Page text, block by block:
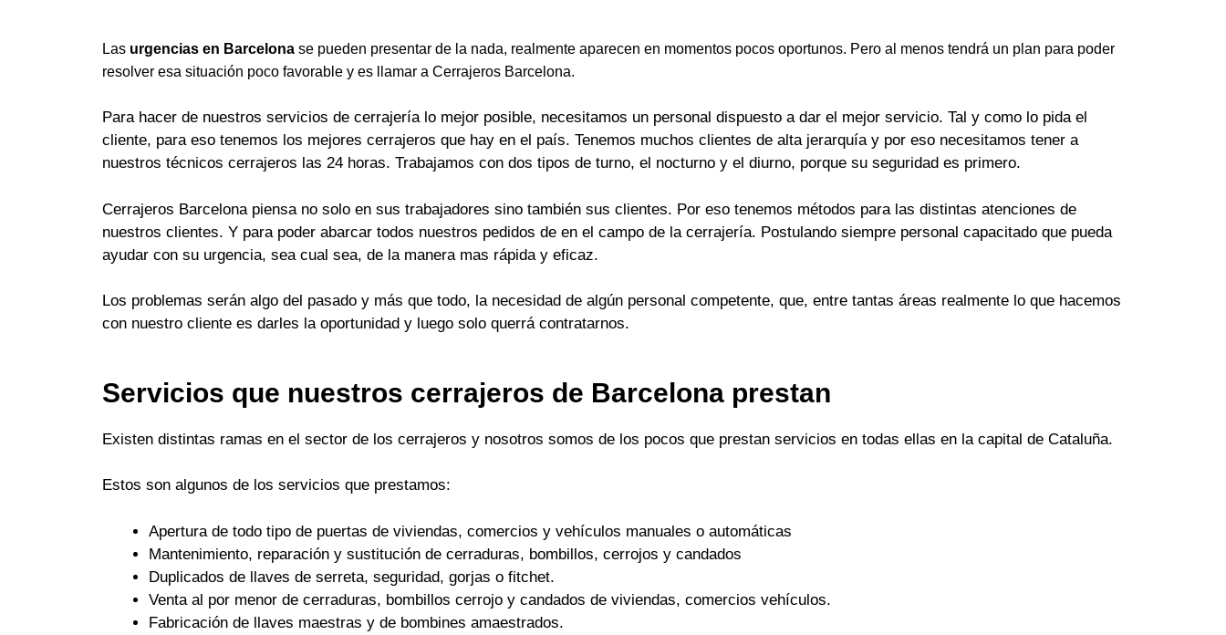
Las urgencias en Barcelona se pueden presentar de la nada, realmente aparecen en momentos pocos oportunos. Pero al menos tendrá un plan para poder
resolver esa situación poco favorable y es llamar a Cerrajeros Barcelona.
Para hacer de nuestros servicios de cerrajería lo mejor posible, necesitamos un personal dispuesto a dar el mejor servicio. Tal y como lo pida el
cliente, para eso tenemos los mejores cerrajeros que hay en el país. Tenemos muchos clientes de alta jerarquía y por eso necesitamos tener a
nuestros técnicos cerrajeros las 24 horas. Trabajamos con dos tipos de turno, el nocturno y el diurno, porque su seguridad es primero.
Cerrajeros Barcelona piensa no solo en sus trabajadores sino también sus clientes. Por eso tenemos métodos para las distintas atenciones de
nuestros clientes. Y para poder abarcar todos nuestros pedidos de en el campo de la cerrajería. Postulando siempre personal capacitado que pueda
ayudar con su urgencia, sea cual sea, de la manera mas rápida y eficaz.
Los problemas serán algo del pasado y más que todo, la necesidad de algún personal competente, que, entre tantas áreas realmente lo que hacemos
con nuestro cliente es darles la oportunidad y luego solo querrá contratarnos.
Servicios que nuestros cerrajeros de Barcelona prestan
Existen distintas ramas en el sector de los cerrajeros y nosotros somos de los pocos que prestan servicios en todas ellas en la capital de Cataluña.
Estos son algunos de los servicios que prestamos:
Apertura de todo tipo de puertas de viviendas, comercios y vehículos manuales o automáticas
Mantenimiento, reparación y sustitución de cerraduras, bombillos, cerrojos y candados
Duplicados de llaves de serreta, seguridad, gorjas o fitchet.
Venta al por menor de cerraduras, bombillos cerrojo y candados de viviendas, comercios vehículos.
Fabricación de llaves maestras y de bombines amaestrados.